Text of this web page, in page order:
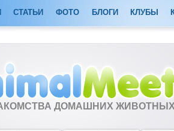
СТАТЬИ ФОТО БЛОГИ КЛУБЫ
ДОМАШНИХ